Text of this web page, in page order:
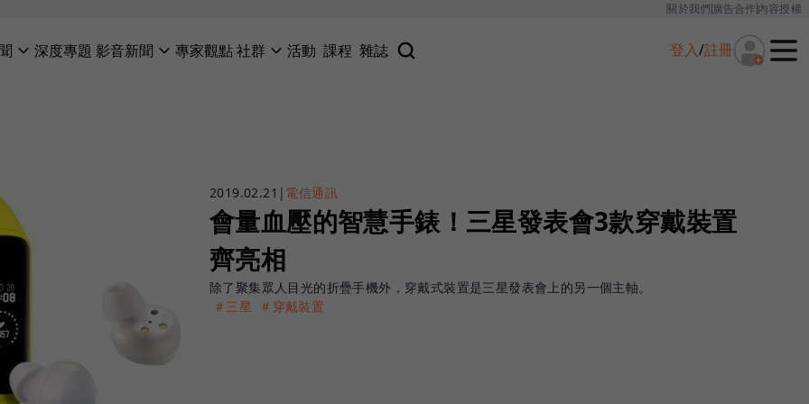
關於我們廣告合作內容授權
深度專題 影音新聞 專家觀點社群 活動 課程 雜誌 登入/註冊
2019.02.21 | 電信通訊
會量血壓的智慧手錶！三星發表會3款穿戴裝置
齊亮相
除了聚集眾人目光的折疊手機外，穿戴式裝置是三星發表會上的另一個主軸。
＃三星
＃穿戴裝置